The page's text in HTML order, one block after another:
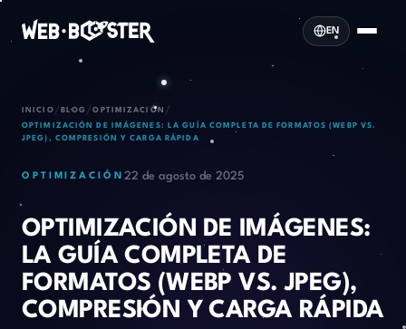
EN
INICIO / BLOG /OPTIMIZACIÓN /
OPTIMIZACIÓN DE IMÁGENES: LA GUÍA COMPLETA DE FORMATOS (WEBP VS.
JPEG), COMPRESIÓN Y CARGA RÁPIDA
OPTIMIZACIÓN 22 de agosto de 2025
OPTIMIZACIÓN DE IMÁGENES:
LA GUÍA COMPLETA DE
FORMATOS (WEBP VS. JPEG),
COMPRESIÓN Y CARGA RÁPIDA